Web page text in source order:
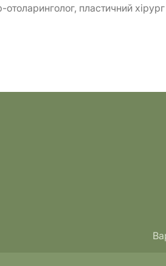
отоларинголог, пластичний хірург